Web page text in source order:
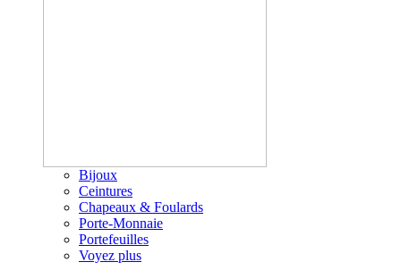
Bijoux
Ceintures
Chapeaux & Foulards
Porte-Monnaie
Portefeuilles
Voyez plus